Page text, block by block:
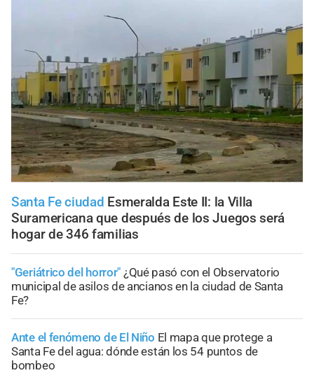
Santa Fe ciudad Esmeralda Este II: la Villa
Suramericana que después de los Juegos será
hogar de 346 familias
"Geriátrico del horror" ¿Qué pasó con el Observatorio
municipal de asilos de ancianos en la ciudad de Santa
Fe?
Ante el fenómeno de El Niño El mapa que protege a
Santa Fe del agua: dónde están los 54 puntos de
bombeo